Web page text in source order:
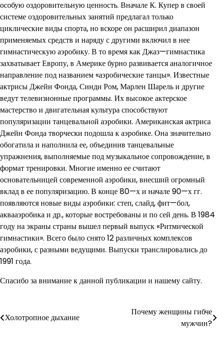
особую оздоровительную ценность. Вначале К. Купер в своей
системе оздоровительных занятий предлагал только
циклические виды спорта, но вскоре он расширил диапазон
применяемых средств и наряду с другими включил в нее
гимнастическую аэробику. В то время как Джаз—гимнастика
захватывает Европу, в Америке бурно развивается аналогичное
направление под названием «аэробические танцы». Известные
актрисы Джейн Фонда, Синди Ром, Марлен Шарель и другие
ведут телевизионные программы. Их высокое актерское
мастерство и двигательная культура способствуют
популяризации танцевальной аэробики. Американская актриса
Джейн Фонда творчески подошла к аэробике. Она значительно
обогатила и наполнила ее, объединив танцевальные
упражнения, выполняемые под музыкальное сопровождение, в
формат тренировки. Многие именно ее считают
основательницей современной аэробики, внесший огромный
вклад в ее популяризацию. В конце 80—х и начале 90—х гг.
появляются новые виды аэробики: степ, слайд, фит—бол,
аквааэробика и др., которые востребованы и по сей день. В 1984
году на экраны страны вышел первый выпуск «Ритмической
гимнастики». Всего было снято 12 различных комплексов
аэробики, с разными ведущими. Выпуски транслировались до
1991 года.
Спасибо за внимание к данной публикации и нашему сайту.
Навигация
Холотропное дыхание
Почему женщины гибче
мужчин?